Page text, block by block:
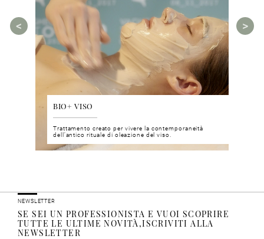
BIO+ VISO
Trattamento creato per vivere la contemporaneità
dell’antico rituale di oleazione del viso.
NEWSLETTER
SE SEI UN PROFESSIONISTA E VUOI SCOPRIRE
TUTTE LE ULTIME NOVITÀ,ISCRIVITI ALLA
NEWSLETTER